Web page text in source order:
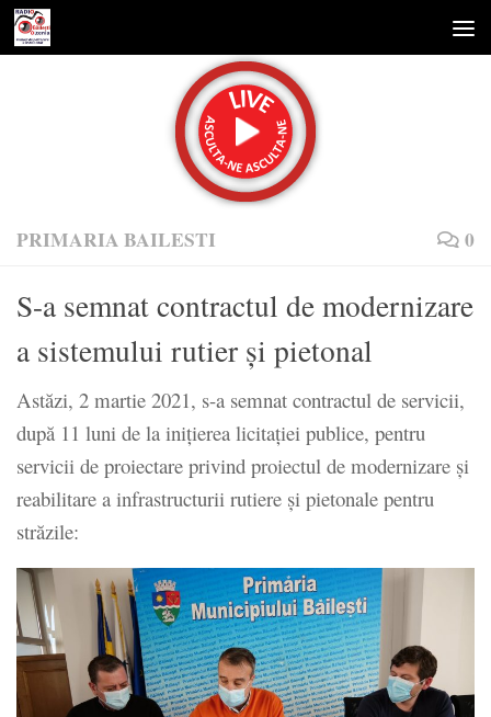
Skip to content
PRIMARIA BAILESTI 0
S-a semnat contractul de modernizare
a sistemului rutier și pietonal
Astăzi, 2 martie 2021, s-a semnat contractul de servicii,
după 11 luni de la inițierea licitației publice, pentru
servicii de proiectare privind proiectul de modernizare și
reabilitare a infrastructurii rutiere și pietonale pentru
străzile: